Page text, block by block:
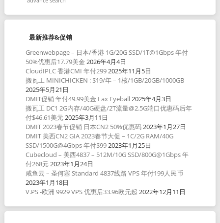
最新推荐&促销
Greenwebpage – 日本/香港 1G/20G SSD/1T@1Gbps 年付
50%优惠后17.79美金 2026年4月4日
CloudIPLC 香港CMI 年付2992025年11月5日
搬瓦工 MINICHICKEN : $19/年 – 1核/1GB/20GB/1000GB
2025年5月21日
DMIT促销 年付49.99美金 Lax Eyeball 2025年4月3日
搬瓦工 DC1 2G内存/40G硬盘/2T流量@2.5G端口优惠码后年
付$46.61美元2025年3月11日
DMIT 2023春节促销 日本CN2 50%优惠码2023年1月27日
DMIT 美西CN2 GIA 2023春节大促 – 1C/2G RAM/40G
SSD/1500G@4Gbps 年付$992023年1月25日
Cubecloud – 美西4837 – 512M/10G SSD/800G@1Gbps 年
付268元2023年1月24日
咸鱼云 – 圣何塞 Standard 4837线路 VPS 年付199人民币
2023年1月18日
V.PS -欧洲 9929 VPS 优惠后33.96欧元起 2022年12月11日